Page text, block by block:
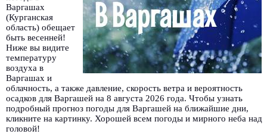
Варгашах
(Курганская
область) обещает
быть весенней!
Ниже вы видите
температуру
воздуха в
Варгашах и
облачность, а также давление, скорость ветра и вероятность
осадков для Варгашей на 8 августа 2026 года. Чтобы узнать
подробный прогноз погоды для Варгашей на ближайшие дни,
кликните на картинку. Хорошей всем погоды и мирного неба над
головой!